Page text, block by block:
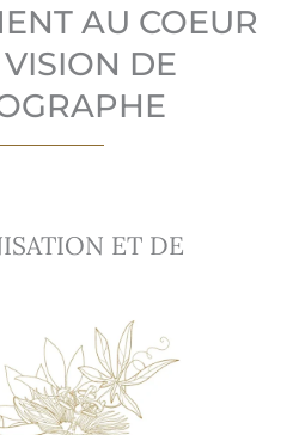
AU COEUR
DE
ET DE